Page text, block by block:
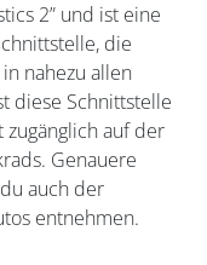
2” und ist eine
die
nahezu allen
diese Schnittstelle
auf der
Genauere
auch der
entnehmen.